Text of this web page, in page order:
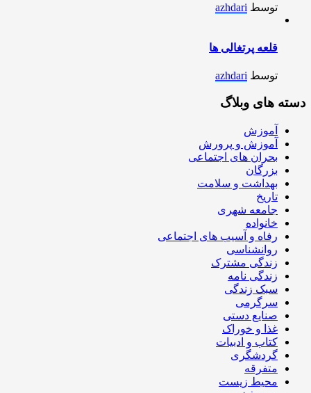
توسط azhdari
قلعه پرتغالی ها
توسط azhdari
دسته های وبلاگ
آموزش
آموزش و پرورش
بحران های اجتماعی
بزرگان
بهداشت و سلامت
تاریخ
جامعه شهری
خانواده
رفاه و آسیب های اجتماعی
روانشناسی
زندگی مشترک
زندگی نامه
سبک زندگی
سرگرمی
صنایع دستی
غذا و خوراک
کتاب و ادبیات
گردشگری
متفرقه
محیط زیست